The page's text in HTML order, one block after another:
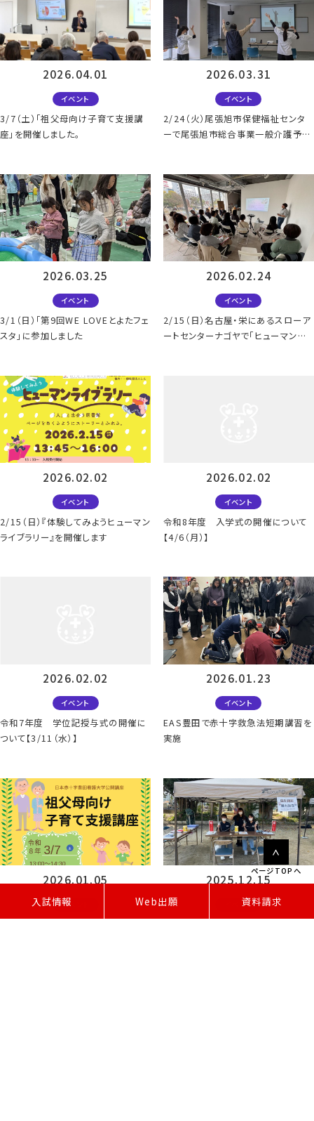
入試情報 Web出願 資料請求
2026.04.01
イベント
3/7（土）「祖父母向け子育て支援講
座」を開催しました。
2026.03.31
イベント
2/24（火）尾張旭市保健福祉センタ
ーで尾張旭市総合事業一般介護予防
2026.03.25
イベント
3/1（日）「第9回WE LOVEとよたフェ
スタ」に参加しました
2026.02.24
イベント
2/15（日）名古屋・栄にあるスローア
ートセンターナゴヤで「ヒューマンラ
2026.02.02
イベント
2/15（日）『体験してみようヒューマン
ライブラリー』を開催します
2026.02.02
イベント
令和8年度 入学式の開催について
【4/6（月）】
2026.02.02
イベント
令和7年度 学位記授与式の開催に
ついて【3/11（水）】
2026.01.23
イベント
EAS豊田で赤十字救急法短期講習を
実施
2026.01.05
イベント
2025.12.15
イベント
ページTOPへ